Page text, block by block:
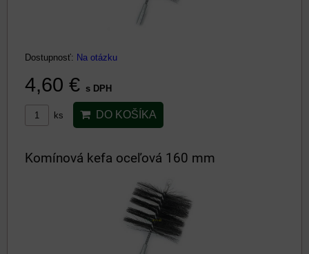
Dostupnosť: Na otázku
4,60 € s DPH
ks DO KOŠÍKA
Komínová kefa oceľová 160 mm